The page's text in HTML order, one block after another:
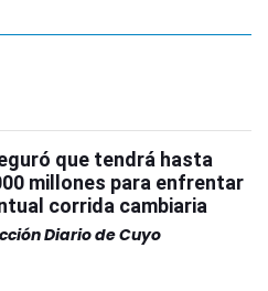
que tendrá hasta
millones para enfrentar
corrida cambiaria
Diario de Cuyo